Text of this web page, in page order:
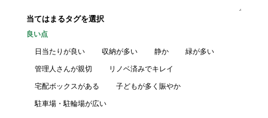
当てはまるタグを選択
良い点
日当たりが良い 収納が多い 静か 緑が多い
管理人さんが親切 リノベ済みでキレイ
宅配ボックスがある 子どもが多く賑やか
駐車場・駐輪場が広い